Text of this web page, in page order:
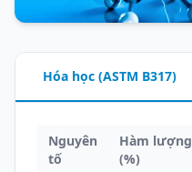
Hóa học (ASTM B317)
Nguyên
tố
Hàm lượng
(%)